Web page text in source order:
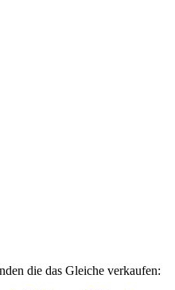
die das Gleiche verkaufen: